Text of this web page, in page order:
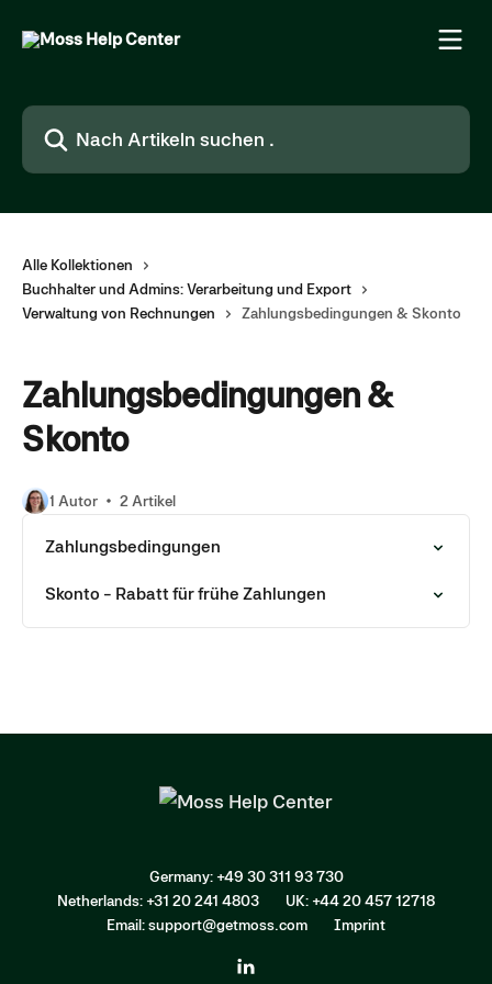
Nach Artikeln suchen …
Alle Kollektionen
Buchhalter und Admins: Verarbeitung und Export
Verwaltung von Rechnungen
Zahlungsbedingungen & Skonto
Zahlungsbedingungen &
Skonto
1 Autor 2 Artikel
Zahlungsbedingungen
Skonto - Rabatt für frühe Zahlungen
Germany: +49 30 311 93 730
Netherlands: +31 20 241 4803
UK: +44 20 457 12718
Email: support@getmoss.com
Imprint